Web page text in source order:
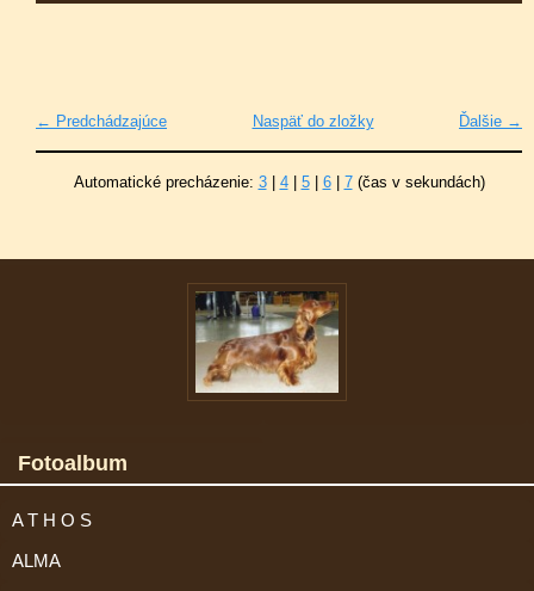
← Predchádzajúce Ďalšie →
Naspäť do zložky
Automatické precházenie: 3| 4| 5| 6| 7(čas v sekundách)
Fotoalbum
A T H O S
ALMA